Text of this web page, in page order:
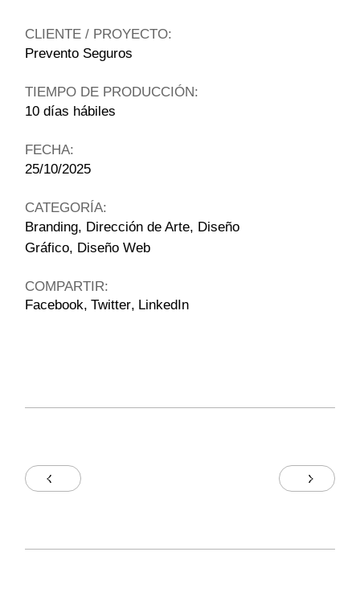
CLIENTE / PROYECTO:
Prevento Seguros
TIEMPO DE PRODUCCIÓN:
10 días hábiles
FECHA:
25/10/2025
CATEGORÍA:
Branding Dirección de Arte Diseño
Gráfico Diseño Web
COMPARTIR:
Facebook Twitter LinkedIn